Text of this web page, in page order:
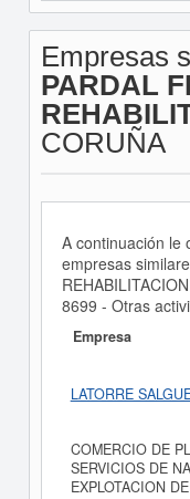
Empresas
PARDAL
CORUÑA
A continuación le
empresas
8699 - Otras
Empresa
LATORRE
COMERCIO DE
SERVICIOS DE
EXPLOTACION